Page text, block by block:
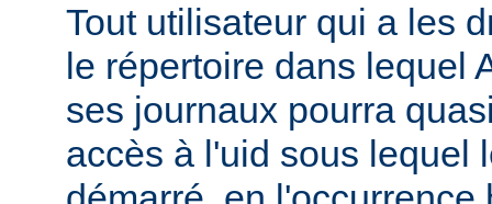
Tout utilisateur qui a les
le répertoire dans lequel
ses journaux pourra
accès à l'uid sous lequel